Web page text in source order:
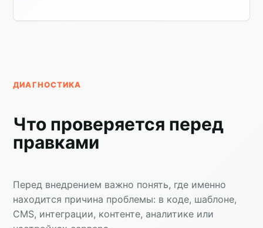
ДИАГНОСТИКА
Что проверяется перед
правками
Перед внедрением важно понять, где именно
находится причина проблемы: в коде, шаблоне,
CMS, интеграции, контенте, аналитике или